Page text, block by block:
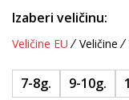
Izaberi veličinu:
Veličine EU Veličine
7-8g. 9-10g.